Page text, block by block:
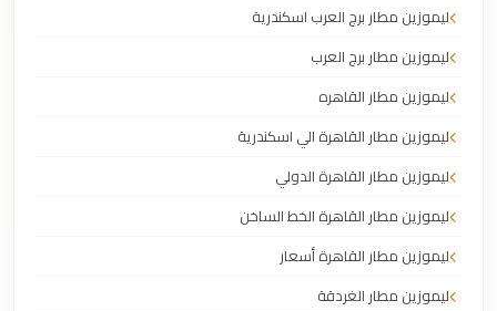
ليموزين مطار برج العرب اسكندرية
ليموزين مطار برج العرب
ليموزين مطار القاهره
ليموزين مطار القاهرة الي اسكندرية
ليموزين مطار القاهرة الدولي
ليموزين مطار القاهرة الخط الساخن
ليموزين مطار القاهرة أسعار
ليموزين مطار الغردقة